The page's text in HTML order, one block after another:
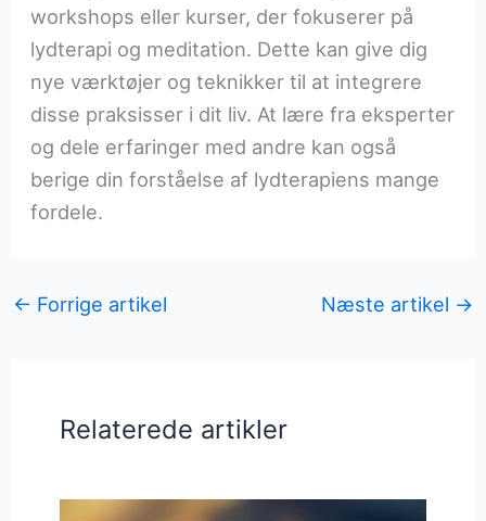
workshops eller kurser, der fokuserer på
lydterapi og meditation. Dette kan give dig
nye værktøjer og teknikker til at integrere
disse praksisser i dit liv. At lære fra eksperter
og dele erfaringer med andre kan også
berige din forståelse af lydterapiens mange
fordele.
← Forrige artikel Næste artikel →
Relaterede artikler